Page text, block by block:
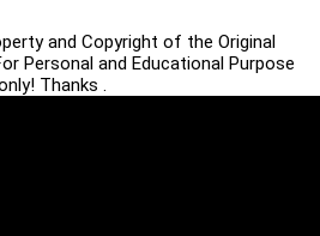
and Copyright of the Original
Personal and Educational Purpose
Thanks .